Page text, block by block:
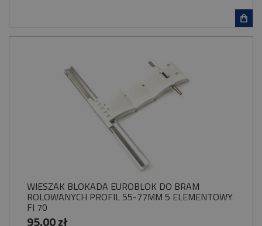
WIESZAK BLOKADA EUROBLOK DO BRAM
ROLOWANYCH PROFIL 55-77MM 5 ELEMENTOWY
FI 70
95,00 zł